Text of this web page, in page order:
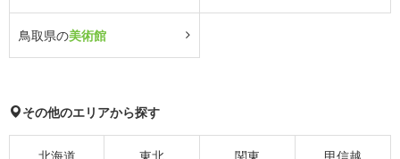
鳥取県の美術館
その他のエリアから探す
北海道 東北 関東 甲信越